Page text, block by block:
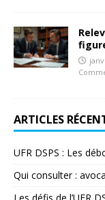
ARTICLES
UFR DSPS : Les
Qui consulter :
Les défis de l’UFR